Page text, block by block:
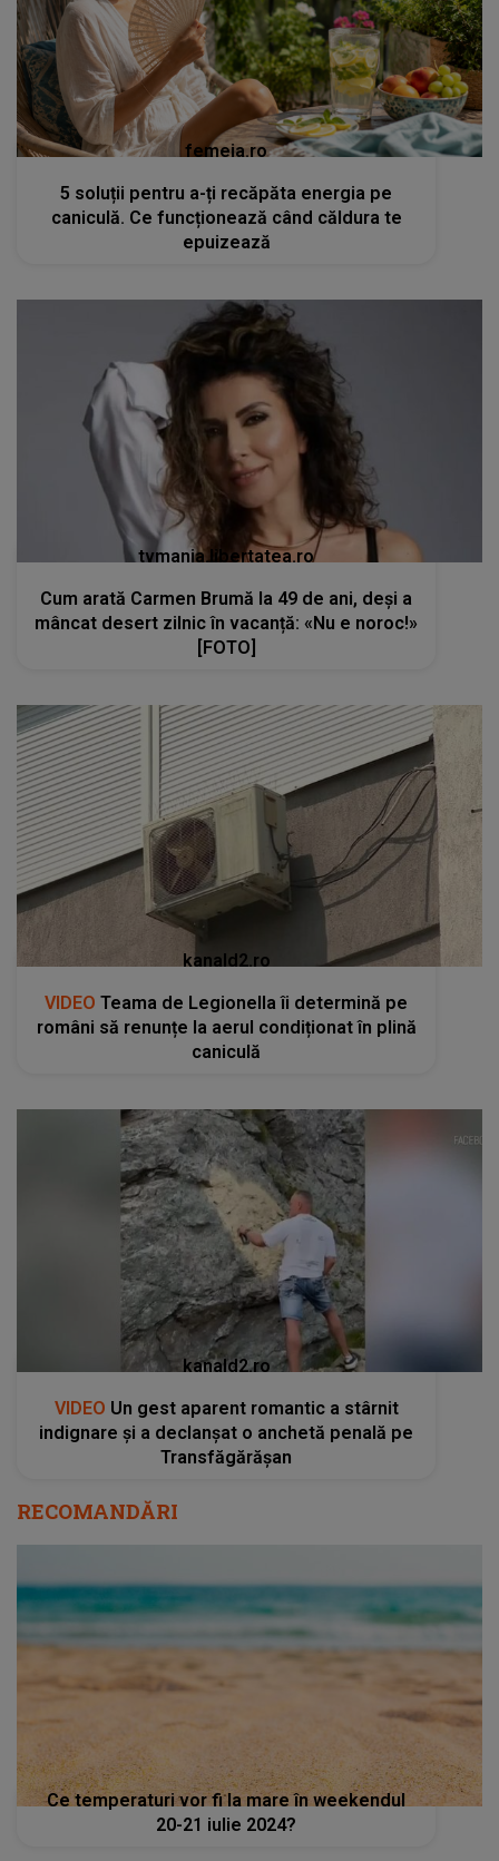
femeia.ro
5 soluții pentru a-ți recăpăta energia pe
caniculă. Ce funcționează când căldura te
epuizează
tvmania.libertatea.ro
Cum arată Carmen Brumă la 49 de ani, deși a
mâncat desert zilnic în vacanță: «Nu e noroc!»
[FOTO]
kanald2.ro
VIDEO Teama de Legionella îi determină pe
români să renunțe la aerul condiționat în plină
caniculă
kanald2.ro
VIDEO Un gest aparent romantic a stârnit
indignare și a declanșat o anchetă penală pe
Transfăgărășan
RECOMANDĂRI
Ce temperaturi vor fi la mare în weekendul
20-21 iulie 2024?